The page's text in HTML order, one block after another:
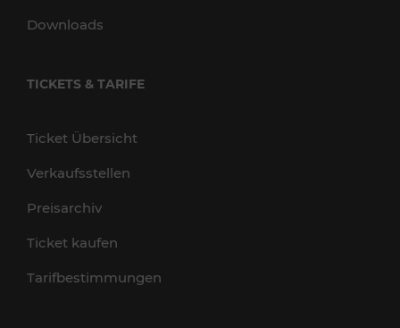
Downloads
TICKETS & TARIFE
Ticket Übersicht
Verkaufsstellen
Preisarchiv
Ticket kaufen
Tarifbestimmungen